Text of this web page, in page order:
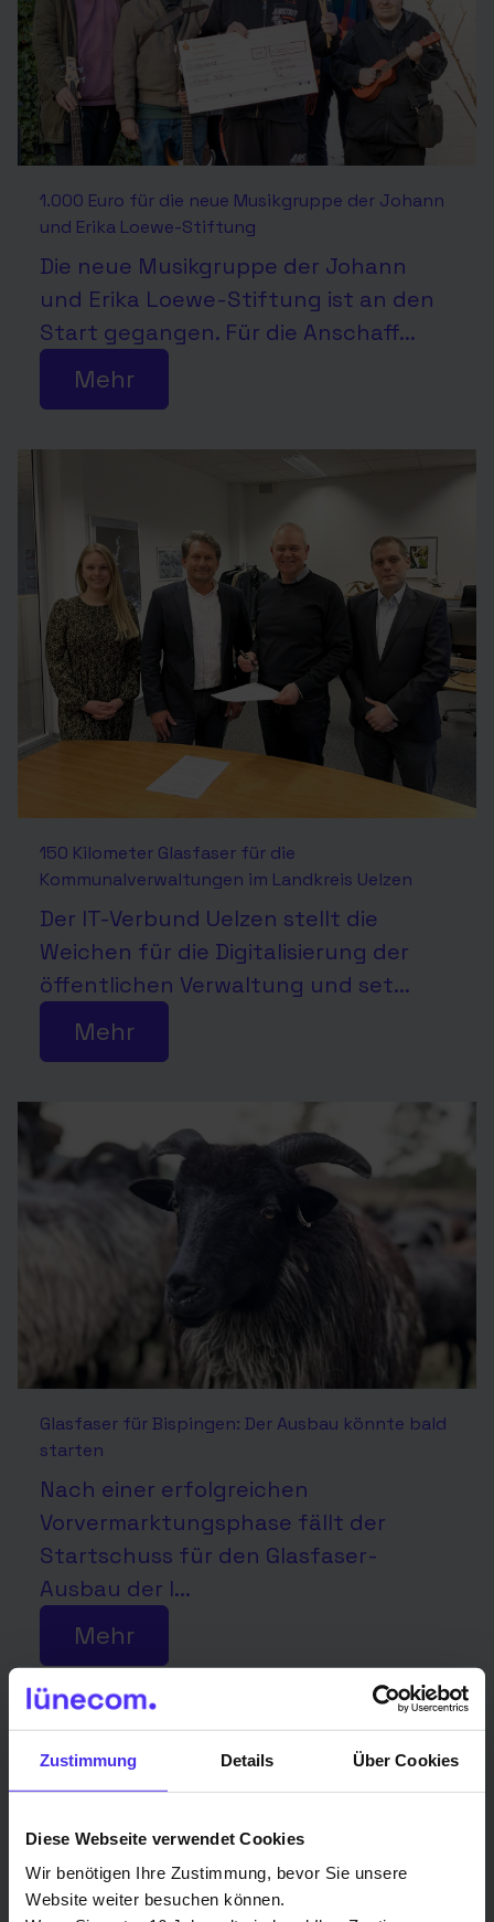
Zustimmung Details Über Cookies
Diese Webseite verwendet Cookies
Wir benötigen Ihre Zustimmung, bevor Sie unsere
Website weiter besuchen können.
1.000 Euro für die neue Musikgruppe der Johann
und Erika Loewe-Stiftung
Die neue Musikgruppe der Johann
und Erika Loewe-Stiftung ist an den
Start gegangen. Für die Anschaff...
Mehr
150 Kilometer Glasfaser für die
Kommunalverwaltungen im Landkreis Uelzen
Der IT-Verbund Uelzen stellt die
Weichen für die Digitalisierung der
öffentlichen Verwaltung und set...
Mehr
Glasfaser für Bispingen: Der Ausbau könnte bald
starten
Nach einer erfolgreichen
Vorvermarktungsphase fällt der
Startschuss für den Glasfaser-
Ausbau der l...
Mehr